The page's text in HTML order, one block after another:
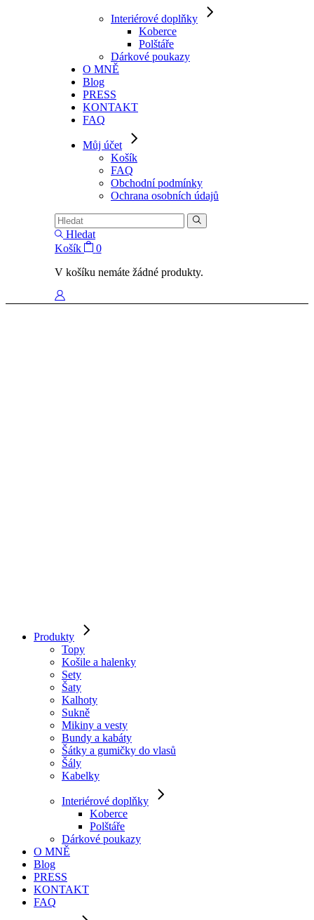
Interiérové doplňky
Koberce
Polštáře
Dárkové poukazy
O MNĚ
Blog
PRESS
KONTAKT
FAQ
Můj účet
Košík
FAQ
Obchodní podmínky
Ochrana osobních údajů
Hledat
Košík
0
V košíku nemáte žádné produkty.
Produkty
Topy
Košile a halenky
Sety
Šaty
Kalhoty
Sukně
Mikiny a vesty
Bundy a kabáty
Šátky a gumičky do vlasů
Šály
Kabelky
Interiérové doplňky
Koberce
Polštáře
Dárkové poukazy
O MNĚ
Blog
PRESS
KONTAKT
FAQ